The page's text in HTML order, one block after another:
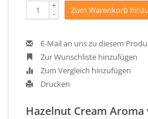
+
- Zum Warenkorb
E-Mail an uns zu diesem
Zur Wunschliste hinzufügen
Zum Vergleich hinzufügen
Drucken
Hazelnut Cream Aroma